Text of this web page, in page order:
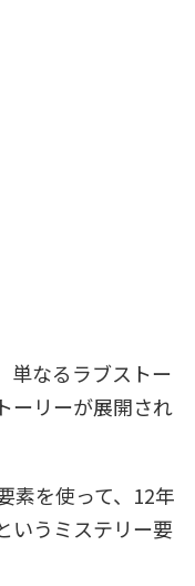
単なるラブストー
ーリーが展開され
素を使って、12年
いうミステリー要